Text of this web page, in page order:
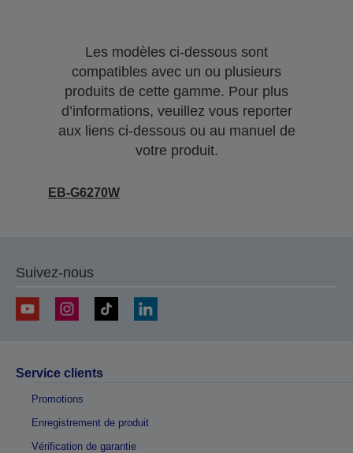
Les modèles ci-dessous sont
compatibles avec un ou plusieurs
produits de cette gamme. Pour plus
d’informations, veuillez vous reporter
aux liens ci-dessous ou au manuel de
votre produit.
EB-G6270W
Suivez-nous
Service clients
Promotions
Enregistrement de produit
Vérification de garantie